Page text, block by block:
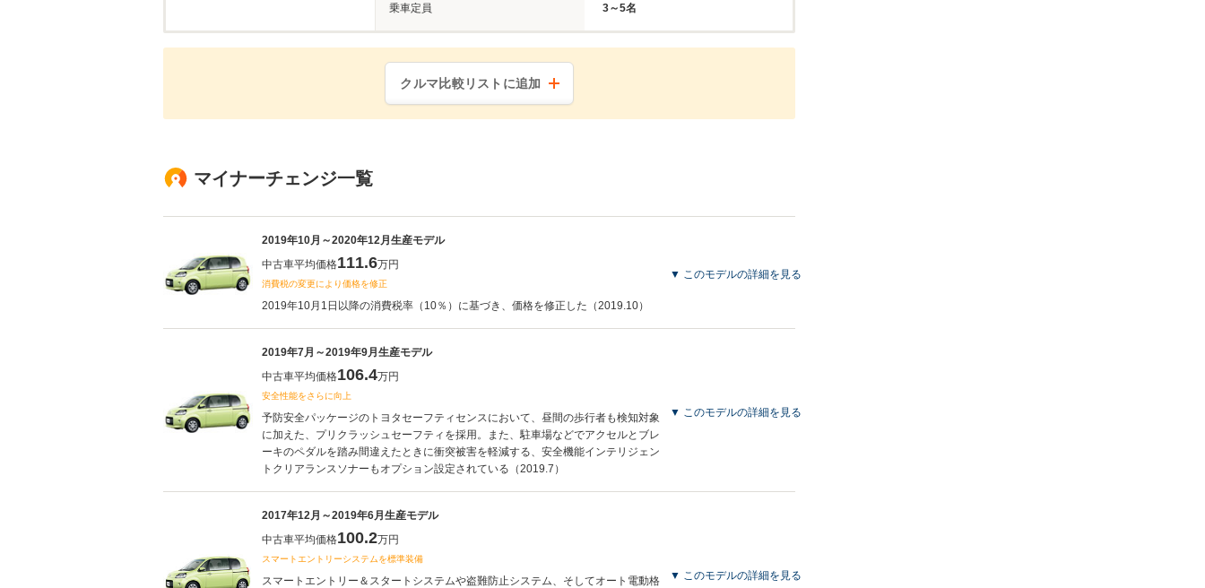
乗車定員 3～5名
クルマ比較リストに追加
マイナーチェンジ一覧
2019年10月～2020年12月生産モデル
中古車平均価格111.6万円
消費税の変更により価格を修正
2019年10月1日以降の消費税率（10％）に基づき、価格を修正した（2019.10）
▼ このモデルの詳細を見る
2019年7月～2019年9月生産モデル
中古車平均価格106.4万円
安全性能をさらに向上
予防安全パッケージのトヨタセーフティセンスにおいて、昼間の歩行者も検知対象
に加えた、プリクラッシュセーフティを採用。また、駐車場などでアクセルとブレ
ーキのペダルを踏み間違えたときに衝突被害を軽減する、安全機能インテリジェン
トクリアランスソナーもオプション設定されている（2019.7）
▼ このモデルの詳細を見る
2017年12月～2019年6月生産モデル
中古車平均価格100.2万円
スマートエントリーシステムを標準装備
スマートエントリー＆スタートシステムや盗難防止システム、そしてオート電動格
▼ このモデルの詳細を見る